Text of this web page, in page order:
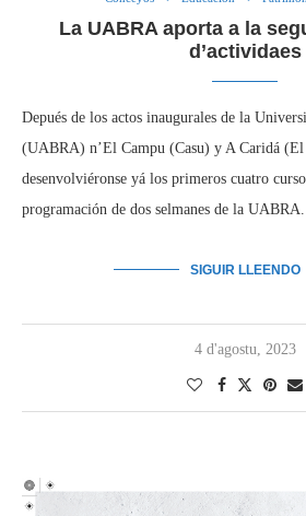
La UABRA aporta a la
d’actividaes
Depués de los actos inaugurales de la
(UABRA) n’El Campu (Casu) y A Caridá (El
desenvolviéronse yá los primeros cuatro
programación de dos selmanes de la UABRA.
SIGUIR LLEENDO
4 d'agostu, 2023